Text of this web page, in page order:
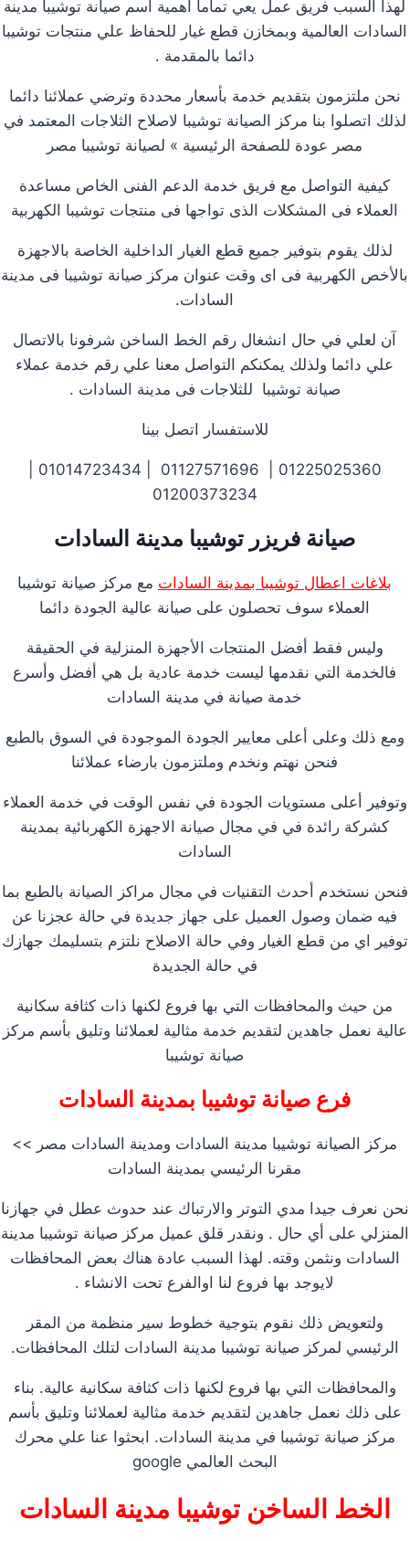
لهذا السبب فريق عمل يعي تماما اهمية أسم صيانة توشيبا مدينة
السادات العالمية وبمخازن قطع غيار للحفاظ علي منتجات توشيبا
دائما بالمقدمة .
نحن ملتزمون بتقديم خدمة بأسعار محددة وترضي عملائنا دائما
لذلك اتصلوا بنا مركز الصيانة توشيبا لاصلاح الثلاجات المعتمد في
مصر عودة للصفحة الرئيسية » لصيانة توشيبا مصر
كيفية التواصل مع فريق خدمة الدعم الفنى الخاص مساعدة
العملاء فى المشكلات الذى تواجها فى منتجات توشيبا الكهربية
لذلك يقوم بتوفير جميع قطع الغيار الداخلية الخاصة بالاجهزة
بالأخص الكهربية فى اى وقت عنوان مركز صيانة توشيبا فى مدينة
السادات.
آن لعلي في حال انشغال رقم الخط الساخن شرفونا بالاتصال
علي دائما ولذلك يمكنكم التواصل معنا علي رقم خدمة عملاء
صيانة توشيبا للثلاجات فى مدينة السادات .
للاستفسار اتصل بينا
01200373234
صيانة فريزر توشيبا مدينة السادات
بلاغات اعطال توشيبا بمدينة السادات مع مركز صيانة توشيبا
العملاء سوف تحصلون على صيانة عالية الجودة دائما
وليس فقط أفضل المنتجات الأجهزة المنزلية في الحقيقة
فالخدمة التي نقدمها ليست خدمة عادية بل هي أفضل وأسرع
خدمة صيانة في مدينة السادات
ومع ذلك وعلى أعلى معايير الجودة الموجودة في السوق بالطبع
فنحن نهتم ونخدم وملتزمون بارضاء عملائنا
وتوفير أعلى مستويات الجودة في نفس الوقت في خدمة العملاء
كشركة رائدة في في مجال صيانة الاجهزة الكهربائية بمدينة
السادات
فنحن نستخدم أحدث التقنيات في مجال مراكز الصيانة بالطبع بما
فيه ضمان وصول العميل على جهاز جديدة في حالة عجزنا عن
توفير اي من قطع الغيار وفي حالة الاصلاح نلتزم بتسليمك جهازك
في حالة الجديدة
من حيث والمحافظات التي بها فروع لكنها ذات كثافة سكانية
عالية نعمل جاهدين لتقديم خدمة مثالية لعملائنا وتليق بأسم مركز
صيانة توشيبا
فرع صيانة توشيبا بمدينة السادات
مركز الصيانة توشيبا مدينة السادات ومدينة السادات مصر >>
مقرنا الرئيسي بمدينة السادات
نحن نعرف جيدا مدي التوتر والارتباك عند حدوث عطل في جهازنا
المنزلي على أي حال . ونقدر قلق عميل مركز صيانة توشيبا مدينة
السادات ونثمن وقته. لهذا السبب عادة هناك بعض المحافظات
لايوجد بها فروع لنا اوالفرع تحت الانشاء .
ولتعويض ذلك نقوم بتوجية خطوط سير منظمة من المقر
الرئيسي لمركز صيانة توشيبا مدينة السادات لتلك المحافظات.
والمحافظات التي بها فروع لكنها ذات كثافة سكانية عالية. بناء
على ذلك نعمل جاهدين لتقديم خدمة مثالية لعملائنا وتليق بأسم
مركز صيانة توشيبا في مدينة السادات. ابحثوا عنا علي محرك
البحث العالمي google
الخط الساخن توشيبا مدينة السادات